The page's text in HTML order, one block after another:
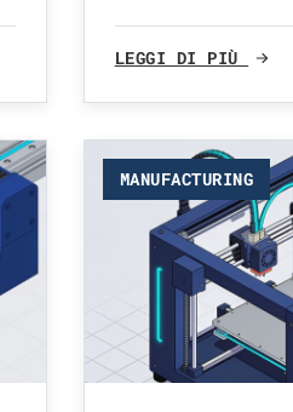
LEGGI DI PIÙ
MANUFACTURING